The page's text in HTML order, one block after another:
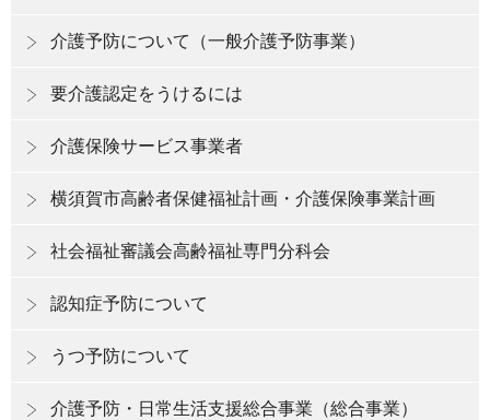
介護予防について（一般介護予防事業）
要介護認定をうけるには
介護保険サービス事業者
横須賀市高齢者保健福祉計画・介護保険事業計画
社会福祉審議会高齢福祉専門分科会
認知症予防について
うつ予防について
介護予防・日常生活支援総合事業（総合事業）